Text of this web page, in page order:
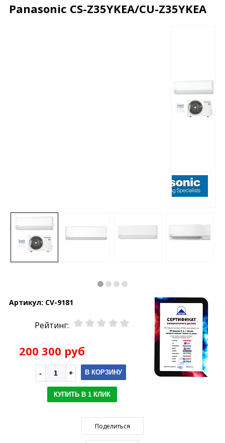
Panasonic CS-Z35YKEA/CU-Z35YKEA
Артикул: CV-9181
Рейтинг:
200 300 руб
В КОРЗИНУ
КУПИТЬ В 1 КЛИК
Поделиться